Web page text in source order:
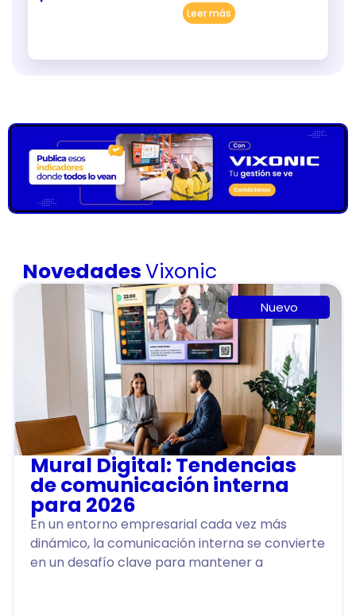
Leer más
NovedadesVixonic
Nuevo
Mural Digital: Tendencias
de comunicación interna
para 2026
En un entorno empresarial cada vez más
dinámico, la comunicación interna se convierte
en un desafío clave para mantener a